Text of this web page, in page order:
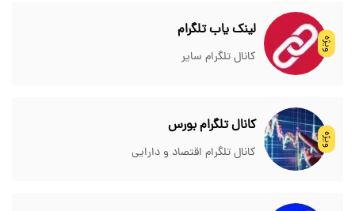
ویژه
لینک یاب تلگرام
کانال تلگرام سایر
ویژه
کانال تلگرام بورس
کانال تلگرام اقتصاد و دارایی